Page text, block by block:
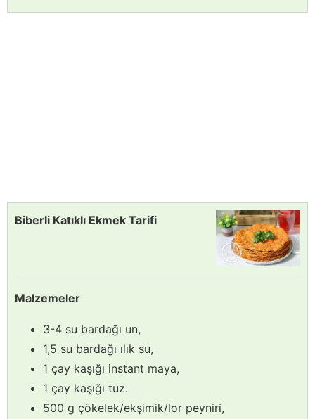
Biberli Katıklı Ekmek Tarifi
Malzemeler
3-4 su bardağı un,
1,5 su bardağı ılık su,
1 çay kaşığı instant maya,
1 çay kaşığı tuz.
500 g çökelek/ekşimik/lor peyniri,